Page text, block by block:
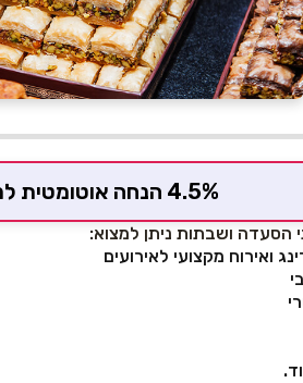
4.5% הנחה אוטומטית למשלמים בכרטיס המועדון
הסעדה ושבתות ניתן למצוא:
ואירוח מקצועי לאירועים